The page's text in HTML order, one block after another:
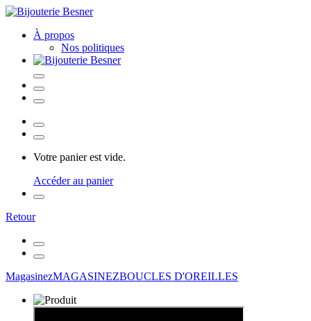
À propos
Nos politiques
Votre panier est vide.
Accéder au panier
Retour
MagasinezMAGASINEZBOUCLES D'OREILLES